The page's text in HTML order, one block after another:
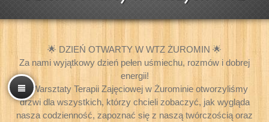
🌟 DZIEŃ OTWARTY W WTZ ŻUROMIN 🌟
Za nami wyjątkowy dzień pełen uśmiechu, rozmów i dobrej
energii!
W Warsztaty Terapii Zajęciowej w Żurominie otworzyliśmy
drzwi dla wszystkich, którzy chcieli zobaczyć, jak wygląda
nasza codzienność, zapoznać się z naszą twórczością oraz